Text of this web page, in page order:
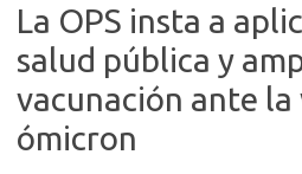
La OPS insta a
salud pública y
vacunación ante
ómicron